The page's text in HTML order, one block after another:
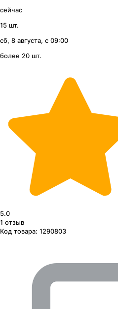
сейчас
15 шт.
сб, 8 августа, с 09:00
более 20 шт.
5.0
1 отзыв
Код товара: 1290803